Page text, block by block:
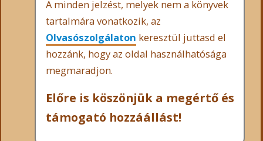
A minden jelzést, melyek nem a könyvek
tartalmára vonatkozik, az
Olvasószolgálaton keresztül juttasd el
hozzánk, hogy az oldal használhatósága
megmaradjon.
Előre is köszönjük a megértő és
támogató hozzáállást!